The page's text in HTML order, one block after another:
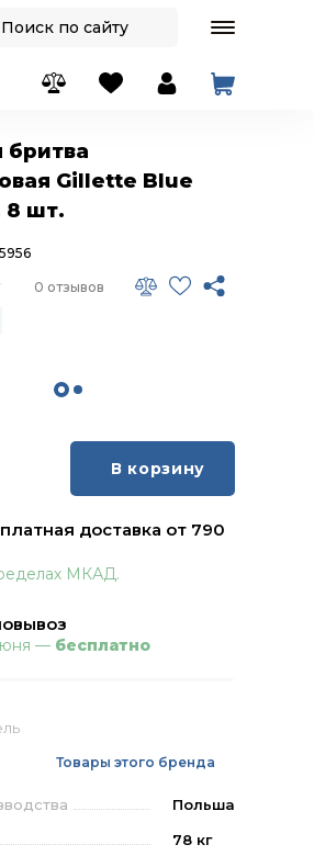
Gillette Blue
8 шт.
0 отзывов
Товары этого бренда
Польша
78 кг
В корзину
доставка от 790
МКАД.
— бесплатно